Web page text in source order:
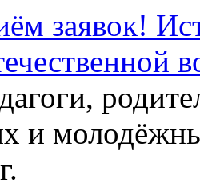
заявок!
и